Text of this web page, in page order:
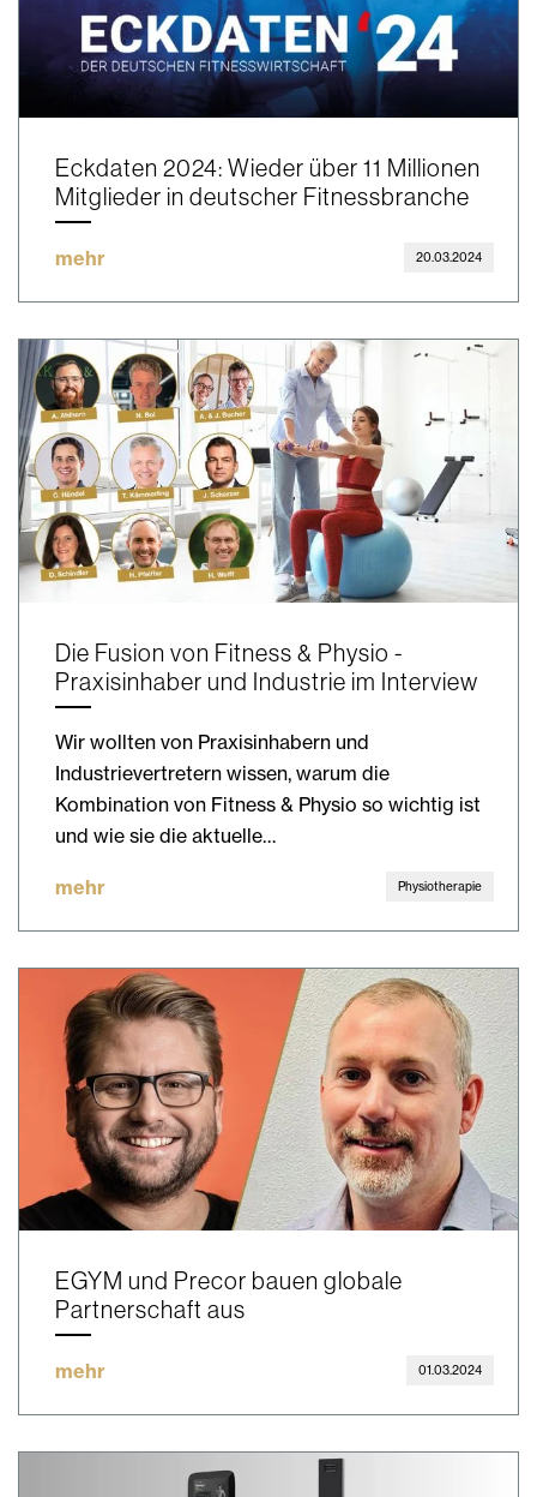
Eckdaten 2024: Wieder über 11 Millionen
Mitglieder in deutscher Fitnessbranche
mehr 20.03.2024
Die Fusion von Fitness & Physio -
Praxisinhaber und Industrie im Interview
Wir wollten von Praxisinhabern und
Industrievertretern wissen, warum die
Kombination von Fitness & Physio so wichtig ist
und wie sie die aktuelle…
mehr Physiotherapie
EGYM und Precor bauen globale
Partnerschaft aus
mehr 01.03.2024